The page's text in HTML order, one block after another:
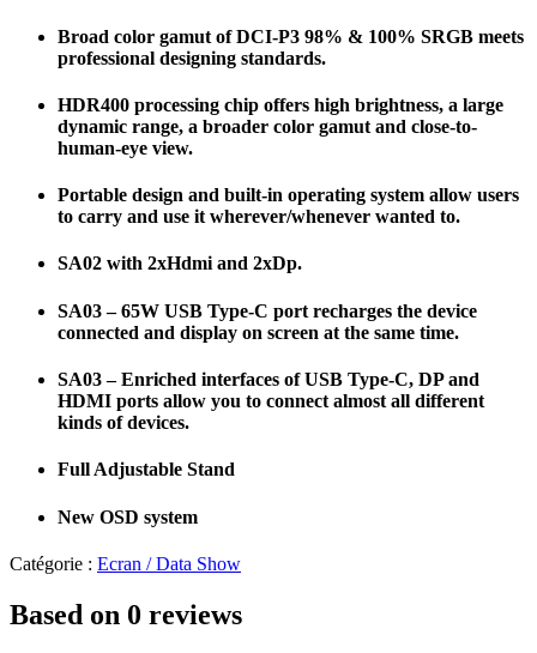
Broad color gamut of DCI-P3 98% & 100% SRGB meets
professional designing standards.
HDR400 processing chip offers high brightness, a large
dynamic range, a broader color gamut and close-to-
human-eye view.
Portable design and built-in operating system allow users
to carry and use it wherever/whenever wanted to.
SA02 with 2xHdmi and 2xDp.
SA03 – 65W USB Type-C port recharges the device
connected and display on screen at the same time.
SA03 – Enriched interfaces of USB Type-C, DP and
HDMI ports allow you to connect almost all different
kinds of devices.
Full Adjustable Stand
New OSD system
Catégorie : Ecran / Data Show
Based on 0 reviews